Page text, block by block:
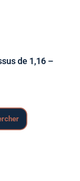
de 1,16 –